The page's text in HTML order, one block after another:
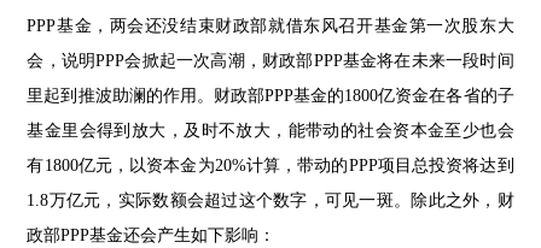
PPP基金，两会还没结束财政部就借东风召开基金第一次股东大
会，说明PPP会掀起一次高潮，财政部PPP基金将在未来一段时间
里起到推波助澜的作用。财政部PPP基金的1800亿资金在各省的子
基金里会得到放大，及时不放大，能带动的社会资本金至少也会
有1800亿元，以资本金为20%计算，带动的PPP项目总投资将达到
1.8万亿元，实际数额会超过这个数字，可见一斑。除此之外，财
政部PPP基金还会产生如下影响：